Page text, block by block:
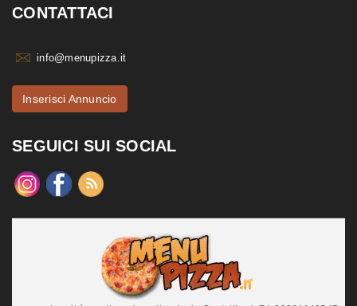
CONTATTACI
info@menupizza.it
Inserisci Annuncio
SEGUICI SUI SOCIAL